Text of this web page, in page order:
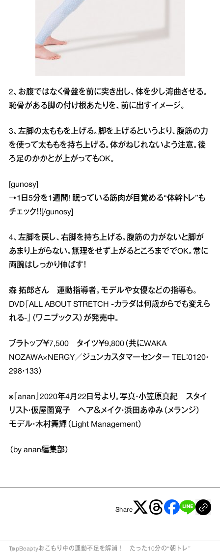
2、お腹ではなく骨盤を前に突き出し、体を少し湾曲させる。
恥骨がある脚の付け根あたりを、前に出すイメージ。
3、左脚の太ももを上げる。脚を上げるというより、腹筋の力
を使って太ももを持ち上げる。体がねじれないよう注意。後
ろ足のかかとが上がってもOK。
[gunosy]
→1日5分を1週間! 眠っている筋肉が目覚める“体幹トレ”も
チェック！！[/gunosy]
4、左脚を戻し、右脚を持ち上げる。腹筋の力がないと脚が
あまり上がらない。無理をせず上がるところまででOK。常に
両腕はしっかり伸ばす！
森 拓郎さん 運動指導者。モデルや女優などの指導も。
DVD『ALL ABOUT STRETCH ‐カラダは何歳からでも変えら
れる‐』（ワニブックス）が発売中。
ブラトップ￥7,500 タイツ￥9,800（共にWAKA
NOZAWA×NERGY／ジュンカスタマーセンター TEL：0120・
298・133）
※『anan』2020年4月22日号より。写真・小笠原真紀 スタイ
リスト・仮屋薗寛子 ヘア＆メイク・浜田あゆみ（メランジ）
モデル・木村舞輝（Light Management）
（by anan編集部）
Share
TopBeautyおこもり中の運動不足を解消！ たった10分の“朝トレ”